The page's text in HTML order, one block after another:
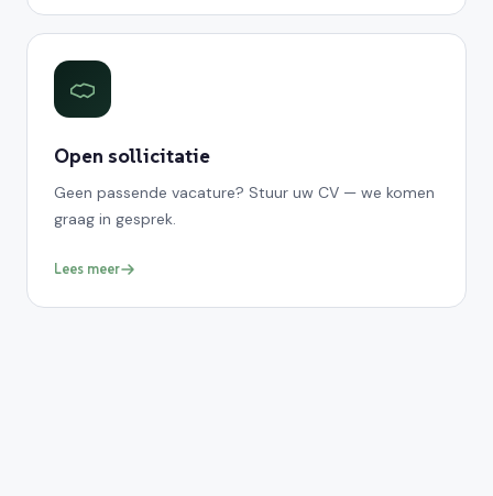
Open sollicitatie
Geen passende vacature? Stuur uw CV — we komen
graag in gesprek.
Lees meer